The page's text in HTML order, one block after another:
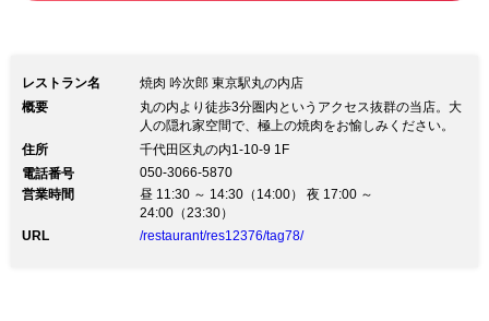
ハイボール 角ハイボール ○サワー こだ
わり酒場のレモンサワー / グレープフル
ーツサワー /沖縄パイナップルサワー/山
梨ピオーネサワー/瀬戸内レモネードサ
ワー/はちみつレモンサワー/ 烏龍ハイ /
緑茶ハイ/ジャスミンハイ ○ワイン ハウ
レストラン名
焼肉 吟次郎 東京駅丸の内店
概要
丸の内より徒歩3分圏内というアクセス抜群の当店。大
人の隠れ家空間で、極上の焼肉をお愉しみください。
住所
千代田区丸の内1-10-9 1F
電話番号
050-3066-5870
営業時間
昼 11:30 ～ 14:30（14:00） 夜 17:00 ～
24:00（23:30）
URL
/restaurant/res12376/tag78/